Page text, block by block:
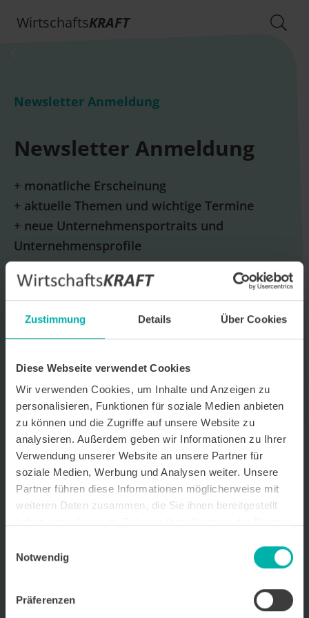
Zustimmung Details Über Cookies
Diese Webseite verwendet Cookies
Wir verwenden Cookies, um Inhalte und Anzeigen zu
personalisieren, Funktionen für soziale Medien anbieten
zu können und die Zugriffe auf unsere Website zu
analysieren. Außerdem geben wir Informationen zu Ihrer
Verwendung unserer Website an unsere Partner für
soziale Medien, Werbung und Analysen weiter. Unsere
Partner führen diese Informationen möglicherweise mit
weiteren Daten zusammen, die Sie ihnen bereitgestellt
Notwendig
Präferenzen
WirtschaftsKRAFT
Newsletter Anmeldung
Newsletter Anmeldung
+ monatliche Erscheinung
+ aktuelle Themen und wichtige Termine
+ neue Unternehmensportraits und
Unternehmensprofile
E-Mail *
WirtschaftsKRAFT der INFO - Das Magazin Pforzheim GmbH
erhalte. Um die Inhalte des Newsletters besser auf meine
persönlichen Interessen auszurichten, stimme ich außerdem zu,
hierfür mein personenbezogenes Nutzungsverhalten des
Newsletters zu erfassen und auszuwerten. Der Newsletter enthält
begleitende Werbeinformationen zu Produkten und
Dienstleistungen lokal ansässiger Werbekunden. Ich kann meine
Einwilligung jederzeit kostenfrei für die Zukunft durch den in jedem
Newsletter enthaltenen Abmeldelink oder per E-Mail an info@info-
pforzheim.de widerrufen. Meine E-Mail-Adresse wird ausschließlich
zur Zustellung des Newsletters genutzt. Detaillierte Informationen
zum Umgang mit Ihren Daten und der von uns eingesetzten
Newsletter-Software Cleverreach finden Sie in unserer
Datenschutzerklärung.